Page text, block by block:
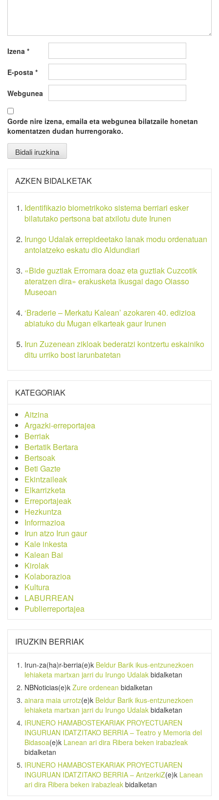
Izena *
E-posta *
Webgunea
Gorde nire izena, emaila eta webgunea bilatzaile honetan
komentatzen dudan hurrengorako.
AZKEN BIDALKETAK
Identifikazio biometrikoko sistema berriari esker
bilatutako pertsona bat atxilotu dute Irunen
Irungo Udalak errepideetako lanak modu ordenatuan
antolatzeko eskatu dio Aldundiari
«Bide guztiak Erromara doaz eta guztiak Cuzcotik
ateratzen dira» erakusketa ikusgai dago Oiasso
Museoan
‘Braderie – Merkatu Kalean’ azokaren 40. edizioa
abiatuko du Mugan elkarteak gaur Irunen
Irun Zuzenean zikloak bederatzi kontzertu eskainiko
ditu urriko bost larunbatetan
KATEGORIAK
Aitzina
Argazki-erreportajea
Berriak
Bertatik Bertara
Bertsoak
Beti Gazte
Ekintzaileak
Elkarrizketa
Erreportajeak
Hezkuntza
Informazioa
Irun atzo Irun gaur
Kale inkesta
Kalean Bai
Kirolak
Kolaborazioa
Kultura
LABURREAN
Publierreportajea
IRUZKIN BERRIAK
Irun-za(ha)r-berria(e)k Beldur Barik ikus-entzunezkoen
lehiaketa martxan jarri du Irungo Udalak bidalketan
NBNoticias(e)k Zure ordenean bidalketan
ainara maia urrotz(e)k Beldur Barik ikus-entzunezkoen
lehiaketa martxan jarri du Irungo Udalak bidalketan
IRUNERO HAMABOSTEKARIAK PROYECTUAREN
INGURUAN IDATZITAKO BERRIA – Teatro y Memoria del
Bidasoa(e)k Lanean ari dira Ribera beken irabazleak
bidalketan
IRUNERO HAMABOSTEKARIAK PROYECTUAREN
INGURUAN IDATZITAKO BERRIA – AntzerkiZ(e)k Lanean
ari dira Ribera beken irabazleak bidalketan